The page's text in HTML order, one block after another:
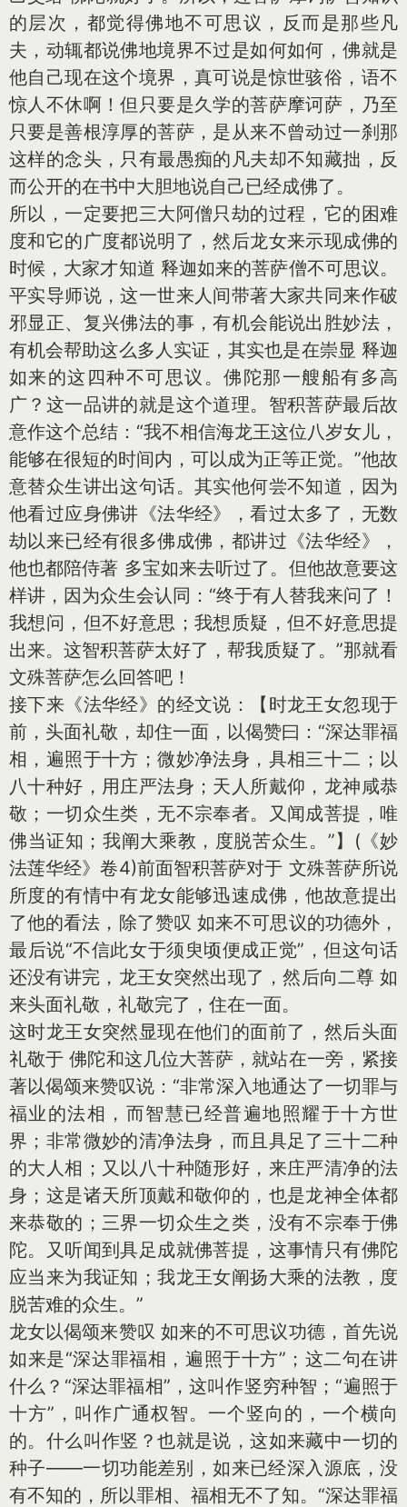
的层次，都觉得佛地不可思议，反而是那些凡
夫，动辄都说佛地境界不过是如何如何，佛就是
他自己现在这个境界，真可说是惊世骇俗，语不
惊人不休啊！但只要是久学的菩萨摩诃萨，乃至
只要是善根淳厚的菩萨，是从来不曾动过一刹那
这样的念头，只有最愚痴的凡夫却不知藏拙，反
而公开的在书中大胆地说自己已经成佛了。
所以，一定要把三大阿僧只劫的过程，它的困难
度和它的广度都说明了，然后龙女来示现成佛的
时候，大家才知道 释迦如来的菩萨僧不可思议。
平实导师说，这一世来人间带著大家共同来作破
邪显正、复兴佛法的事，有机会能说出胜妙法，
有机会帮助这么多人实证，其实也是在崇显 释迦
如来的这四种不可思议。佛陀那一艘船有多高
广？这一品讲的就是这个道理。智积菩萨最后故
意作这个总结：“我不相信海龙王这位八岁女儿，
能够在很短的时间内，可以成为正等正觉。”他故
意替众生讲出这句话。其实他何尝不知道，因为
他看过应身佛讲《法华经》，看过太多了，无数
劫以来已经有很多佛成佛，都讲过《法华经》，
他也都陪侍著 多宝如来去听过了。但他故意要这
样讲，因为众生会认同：“终于有人替我来问了！
我想问，但不好意思；我想质疑，但不好意思提
出来。这智积菩萨太好了，帮我质疑了。”那就看
文殊菩萨怎么回答吧！
接下来《法华经》的经文说：【时龙王女忽现于
前，头面礼敬，却住一面，以偈赞曰：“深达罪福
相，遍照于十方；微妙净法身，具相三十二；以
八十种好，用庄严法身；天人所戴仰，龙神咸恭
敬；一切众生类，无不宗奉者。又闻成菩提，唯
佛当证知；我阐大乘教，度脱苦众生。”】(《妙
法莲华经》卷4)前面智积菩萨对于 文殊菩萨所说
所度的有情中有龙女能够迅速成佛，他故意提出
了他的看法，除了赞叹 如来不可思议的功德外，
最后说“不信此女于须臾顷便成正觉”，但这句话
还没有讲完，龙王女突然出现了，然后向二尊 如
来头面礼敬，礼敬完了，住在一面。
这时龙王女突然显现在他们的面前了，然后头面
礼敬于 佛陀和这几位大菩萨，就站在一旁，紧接
著以偈颂来赞叹说：“非常深入地通达了一切罪与
福业的法相，而智慧已经普遍地照耀于十方世
界；非常微妙的清净法身，而且具足了三十二种
的大人相；又以八十种随形好，来庄严清净的法
身；这是诸天所顶戴和敬仰的，也是龙神全体都
来恭敬的；三界一切众生之类，没有不宗奉于佛
陀。又听闻到具足成就佛菩提，这事情只有佛陀
应当来为我证知；我龙王女阐扬大乘的法教，度
脱苦难的众生。”
龙女以偈颂来赞叹 如来的不可思议功德，首先说
如来是“深达罪福相，遍照于十方”；这二句在讲
什么？“深达罪福相”，这叫作竖穷种智；“遍照于
十方”，叫作广通权智。一个竖向的，一个横向
的。什么叫作竖？也就是说，这如来藏中一切的
种子——一切功能差别，如来已经深入源底，没
有不知的，所以罪相、福相无不了知。“深达罪福